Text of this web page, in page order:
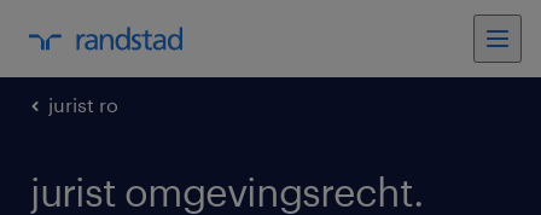
jurist ro
jurist omgevingsrecht.